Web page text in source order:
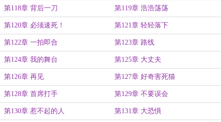
第118章 背后一刀 第119章 浩浩荡荡
第120章 必须速死！ 第121章 轻轻落下
第122章 一拍即合 第123章 路线
第124章 我的舞台 第125章 大丈夫
第126章 再见 第127章 好奇害死猫
第128章 首席打手 第129章 不要误会
第130章 惹不起的人 第131章 大恐惧